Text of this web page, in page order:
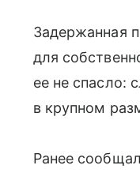
Задержанная
для
ее не спасло:
в крупном
Ранее